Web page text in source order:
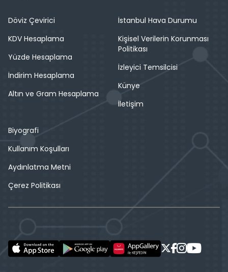
Döviz Çevirici
KDV Hesaplama
Yüzde Hesaplama
İndirim Hesaplama
Altın ve Gram Hesaplama
İstanbul Hava Durumu
Kişisel Verilerin Korunması
Politikası
İzleyici Temsilcisi
Künye
İletişim
Biyografi
Kullanım Koşulları
Aydınlatma Metni
Çerez Politikası